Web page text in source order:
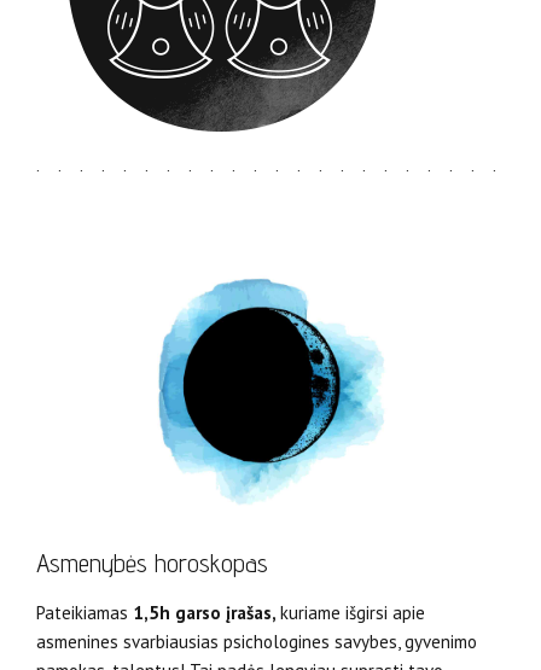
Asmenybės horoskopas
Pateikiamas 1,5h garso įrašas, kuriame išgirsi apie
asmenines svarbiausias psichologines savybes, gyvenimo